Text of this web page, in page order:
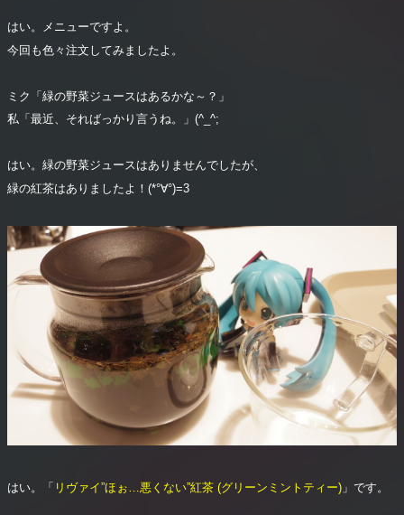
はい。メニューですよ。
今回も色々注文してみましたよ。
ミク「緑の野菜ジュースはあるかな～？」
私「最近、そればっかり言うね。」(^_^;
はい。緑の野菜ジュースはありませんでしたが、
緑の紅茶はありましたよ！(*°∀°)=3
はい。「 リヴァイ”ほぉ…悪くない”紅茶 (グリーンミントティー) 」です。